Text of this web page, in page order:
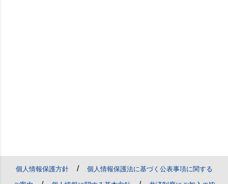
個人情報保護方針/ 個人情報保護法に基づく公表事項に関する